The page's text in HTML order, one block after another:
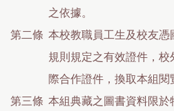
之依據。
第二條 本校教職員工生及校友
規則規定之有效證件，
際合作證件，換取本組閱
第三條 本組典藏之圖書資料限